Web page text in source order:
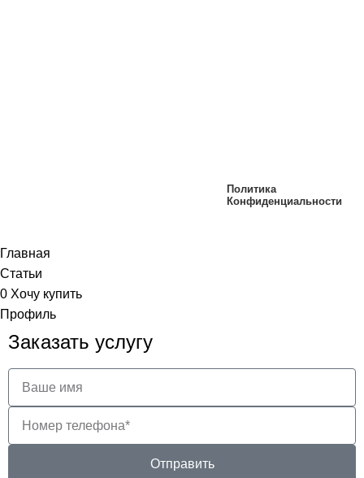
Политика
Конфиденциальности
Главная
Статьи
0 Хочу купить
Профиль
Заказать услугу
Отправить